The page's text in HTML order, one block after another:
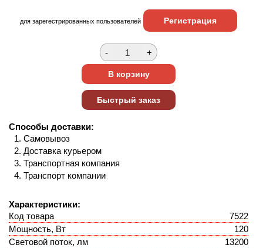
для зарегестрированных пользователей Регистрация
Способы доставки:
Самовывоз
Доставка курьером
Транспортная компания
Транспорт компании
Характеристики:
Код товара
7522
Мощность, Вт
120
Световой поток, лм
13200